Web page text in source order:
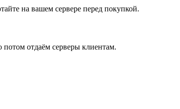
на вашем сервере перед покупкой.
отдаём серверы клиентам.